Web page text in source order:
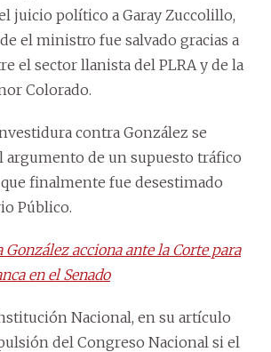
juicio político a Garay Zuccolillo,
el ministro fue salvado gracias a
el sector llanista del PLRA y de la
Colorado.
contra González se
argumento de un supuesto tráfico
finalmente fue desestimado
Público.
González acciona ante la Corte para
en el Senado
Nacional, en su artículo
del Congreso Nacional si el